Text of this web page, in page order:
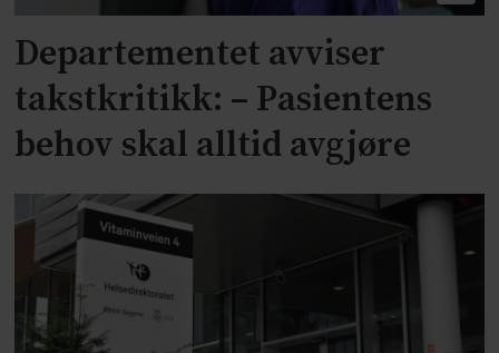
Departementet avviser
takstkritikk: – Pasientens
behov skal alltid avgjøre